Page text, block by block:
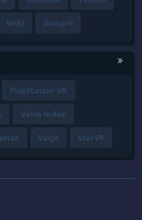
Wiki Discord
PlayStation VR
Valve Index
Varjo StarVR